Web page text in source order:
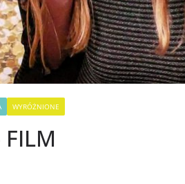
WYRÓŻNIONE